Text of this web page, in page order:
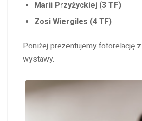
Marii Przyżyckiej (3 TF)
Zosi Wiergiles (4 TF)
Poniżej prezentujemy fotorelację
wystawy.